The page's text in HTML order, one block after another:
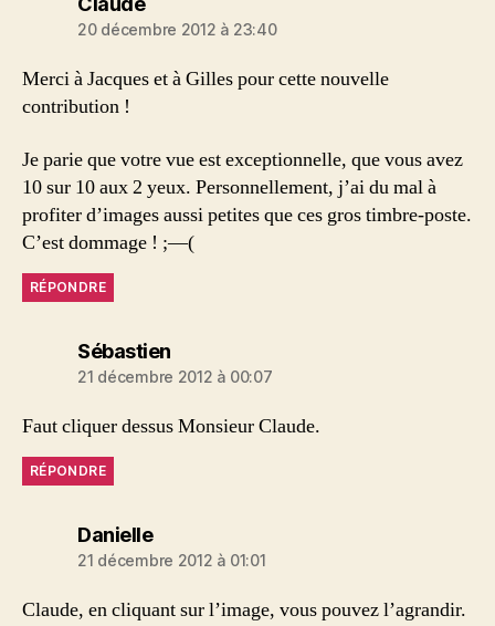
20 décembre 2012 à 23:40
Merci à Jacques et à Gilles pour cette nouvelle
contribution !
Je parie que votre vue est exceptionnelle, que vous avez
10 sur 10 aux 2 yeux. Personnellement, j’ai du mal à
profiter d’images aussi petites que ces gros timbre-poste.
C’est dommage ! ;—(
RÉPONDRE
Sébastiendit :
21 décembre 2012 à 00:07
Faut cliquer dessus Monsieur Claude.
RÉPONDRE
Danielledit :
21 décembre 2012 à 01:01
Claude, en cliquant sur l’image, vous pouvez l’agrandir.